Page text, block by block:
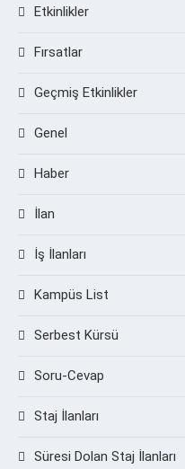
Etkinlikler
Fırsatlar
Geçmiş Etkinlikler
Genel
Haber
İlan
İş İlanları
Kampüs List
Serbest Kürsü
Soru-Cevap
Staj İlanları
Süresi Dolan Staj İlanları